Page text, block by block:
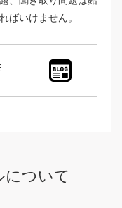
ばいけません。
について